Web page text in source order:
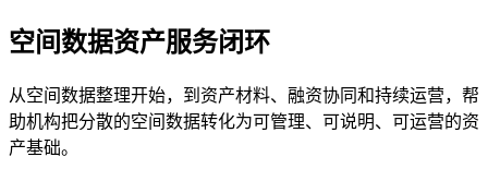
空间数据资产服务闭环
从空间数据整理开始，到资产材料、融资协同和持续运营，帮
助机构把分散的空间数据转化为可管理、可说明、可运营的资
产基础。